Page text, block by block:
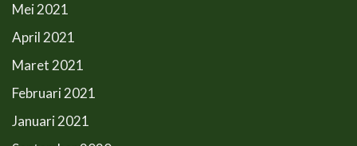
Mei 2021
April 2021
Maret 2021
Februari 2021
Januari 2021